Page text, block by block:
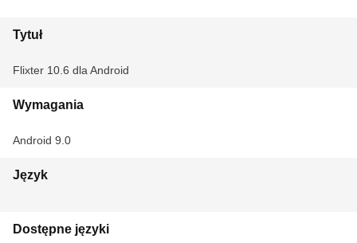
Tytuł
Flixter 10.6 dla Android
Wymagania
Android 9.0
Język
Dostępne języki